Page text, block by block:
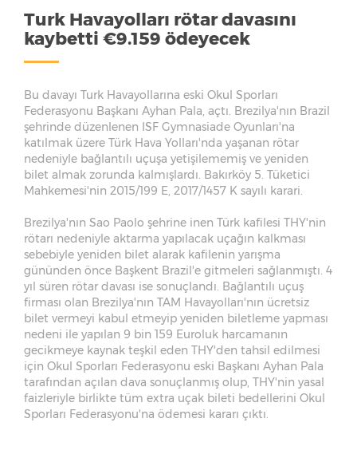
Turk Havayolları rötar davasını
kaybetti €9.159 ödeyecek
Bu davayı Turk Havayollarına eski Okul Sporları
Federasyonu Başkanı Ayhan Pala, açtı. Brezilya'nın Brazil
şehrinde düzenlenen ISF Gymnasiade Oyunları'na
katılmak üzere Türk Hava Yolları'nda yaşanan rötar
nedeniyle bağlantılı uçuşa yetişilememiş ve yeniden
bilet almak zorunda kalmışlardı. Bakırköy 5. Tüketici
Mahkemesi'nin 2015/199 E, 2017/1457 K sayılı karari.
Brezilya'nın Sao Paolo şehrine inen Türk kafilesi THY'nin
rötarı nedeniyle aktarma yapılacak uçağın kalkması
sebebiyle yeniden bilet alarak kafilenin yarışma
gününden önce Başkent Brazil'e gitmeleri sağlanmıştı. 4
yıl süren rötar davası ise sonuçlandı. Bağlantılı uçuş
firması olan Brezilya'nın TAM Havayolları'nın ücretsiz
bilet vermeyi kabul etmeyip yeniden biletleme yapması
nedeni ile yapılan 9 bin 159 Euroluk harcamanın
gecikmeye kaynak teşkil eden THY'den tahsil edilmesi
için Okul Sporları Federasyonu eski Başkanı Ayhan Pala
tarafından açılan dava sonuçlanmış olup, THY'nin yasal
faizleriyle birlikte tüm extra uçak bileti bedellerini Okul
Sporları Federasyonu'na ödemesi kararı çıktı.